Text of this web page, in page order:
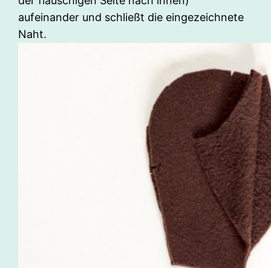
aufeinander und schließt die eingezeichnete
Naht.